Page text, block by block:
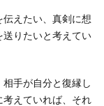
えたい、真剣に想
送りたいと考えてい
手が自分と復縁し
えていれば、それ